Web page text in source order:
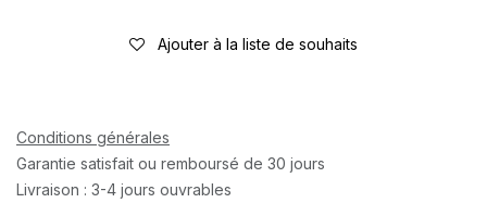
Ajouter à la liste de souhaits
Conditions générales
Garantie satisfait ou remboursé de 30 jours
Livraison : 3-4 jours ouvrables